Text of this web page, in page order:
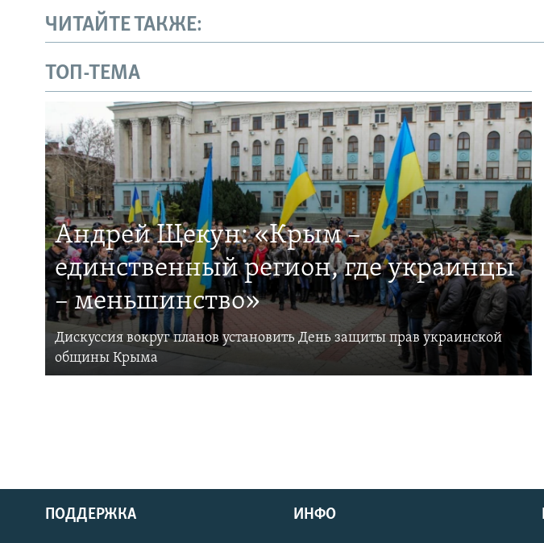
ЧИТАЙТЕ ТАКЖЕ:
ТОП-ТЕМА
Андрей Щекун: «Крым –
единственный регион, где украинцы
– меньшинство»
Дискуссия вокруг планов установить День защиты прав украинской
общины Крыма
ПОДДЕРЖКА ИНФО